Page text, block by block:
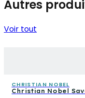
Autres
Voir tout
CHRISTIAN NOBEL
Christian Nobel